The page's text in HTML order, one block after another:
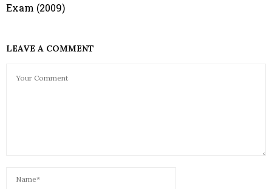
Exam (2009)
LEAVE A COMMENT